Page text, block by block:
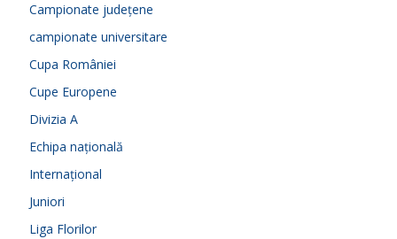
Campionate județene
campionate universitare
Cupa României
Cupe Europene
Divizia A
Echipa națională
Internațional
Juniori
Liga Florilor